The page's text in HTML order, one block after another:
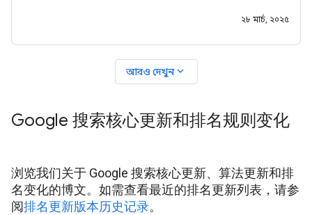
২৮ মার্চ, ২০২৫
আরও দেখুনexpand_more
Google 搜索核心更新和排名规则变化
浏览我们关于 Google 搜索核心更新、算法更新和排
名变化的博文。如需查看最近的排名更新列表，请参
阅排名更新版本历史记录。